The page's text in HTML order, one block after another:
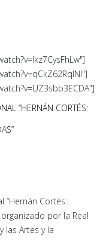
“HERNÁN CORTÉS:
“Hernán Cortés:
por la Real
las Artes y la